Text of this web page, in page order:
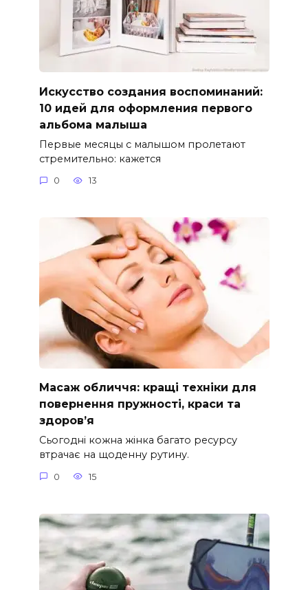
Искусство создания воспоминаний:
10 идей для оформления первого
альбома малыша
Первые месяцы с малышом пролетают
стремительно: кажется
0 13
Масаж обличчя: кращі техніки для
повернення пружності, краси та
здоров’я
Сьогодні кожна жінка багато ресурсу
втрачає на щоденну рутину.
0 15